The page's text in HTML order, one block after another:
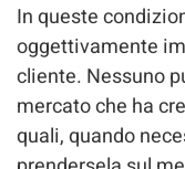
In queste
oggettivamente
cliente. Nessuno
mercato che ha
quali, quando